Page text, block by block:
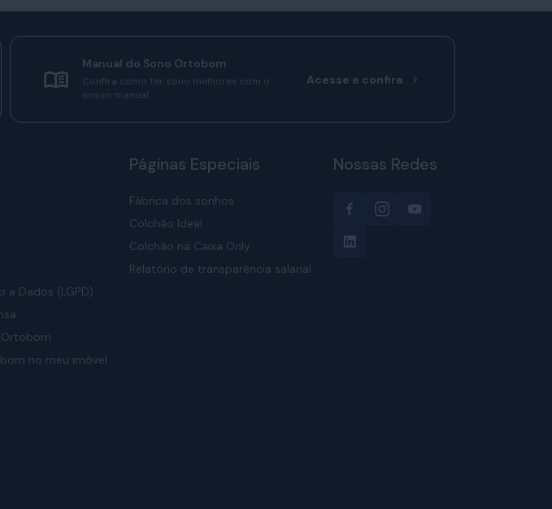
Manual do Sono Ortobom
Confira como ter sono melhores com o
nosso manual.
Acesse e confira
a Dados (LGPD)
Ortobom
no meu imóvel
Páginas Especiais
Fábrica dos sonhos
Colchão Ideal
Colchão na Caixa Only
Relatório de transparência salarial
Nossas Redes